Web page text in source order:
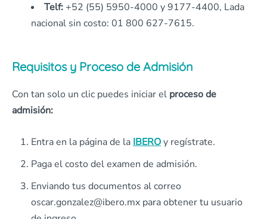
Telf: +52 (55) 5950-4000 y 9177-4400, Lada
nacional sin costo: 01 800 627-7615.
Requisitos y Proceso de Admisión
Con tan solo un clic puedes iniciar el proceso de
admisión:
Entra en la página de la IBEROy regístrate.
Paga el costo del examen de admisión.
Enviando tus documentos al correo
oscar.gonzalez@ibero.mx para obtener tu usuario